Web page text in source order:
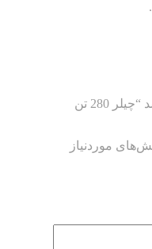
اولین کسی باشید که دیدگاهی می نویسد “چیلر 280 تن